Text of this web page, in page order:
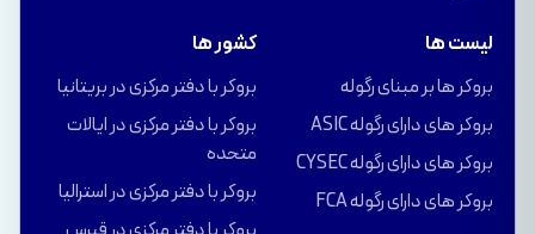
لیست ها
بروکر ها بر مبنای رگوله
بروکر های دارای رگوله ASIC
بروکر های دارای رگوله CYSEC
بروکر های دارای رگوله FCA
کشور ها
بروکر با دفتر مرکزی در بریتانیا
بروکر با دفتر مرکزی در ایالات
متحده
بروکر با دفتر مرکزی در استرالیا